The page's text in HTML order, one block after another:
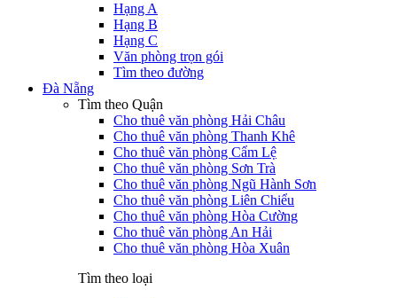
Hạng A
Hạng B
Hạng C
Văn phòng trọn gói
Tìm theo đường
Đà Nẵng
Tìm theo Quận
Cho thuê văn phòng Hải Châu
Cho thuê văn phòng Thanh Khê
Cho thuê văn phòng Cẩm Lệ
Cho thuê văn phòng Sơn Trà
Cho thuê văn phòng Ngũ Hành Sơn
Cho thuê văn phòng Liên Chiểu
Cho thuê văn phòng Hòa Cường
Cho thuê văn phòng An Hải
Cho thuê văn phòng Hòa Xuân
Tìm theo loại